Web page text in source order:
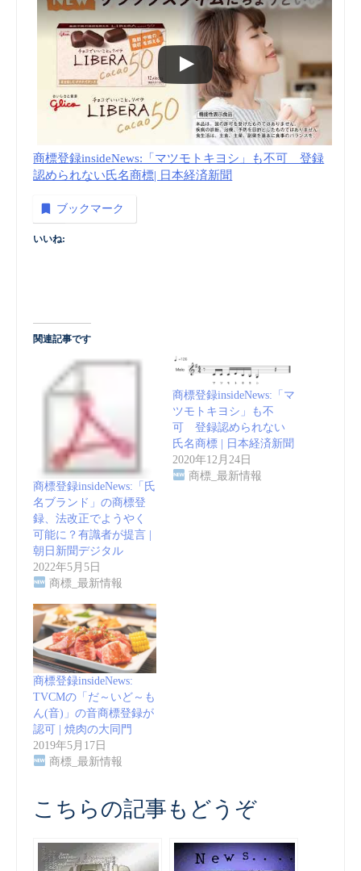
商標登録insideNews:「マツモトキヨシ」も不可 登録
認められない氏名商標| 日本経済新聞
ブックマーク
いいね:
関連記事です
商標登録insideNews:「氏
名ブランド」の商標登
録、法改正でようやく
可能に？有識者が提言 |
朝日新聞デジタル
2022年5月5日
商標_最新情報
商標登録insideNews:「マ
ツモトキヨシ」も不
可 登録認められない
氏名商標 | 日本経済新聞
2020年12月24日
商標_最新情報
商標登録insideNews:
TVCMの「だ～いど～も
ん(音)」の音商標登録が
認可 | 焼肉の大同門
2019年5月17日
商標_最新情報
こちらの記事もどうぞ